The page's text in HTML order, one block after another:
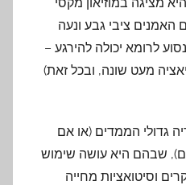
ציבי גבע ונעה
לרומא יכולה להירגע –
מעט שונה, ובכל זאת)
גדולי הממדים (או אם
שבהם היא עושה שימוש
וסיטואציות מחייה